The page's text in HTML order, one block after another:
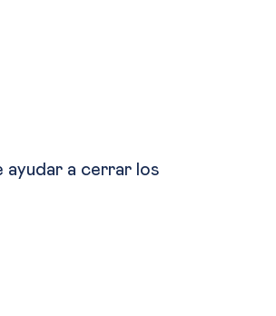
ayudar a cerrar los